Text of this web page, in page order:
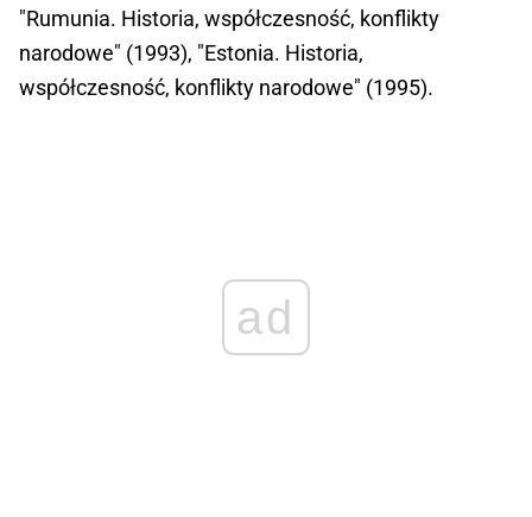
"Rumunia. Historia, współczesność, konflikty
narodowe" (1993), "Estonia. Historia,
współczesność, konflikty narodowe" (1995).
ad